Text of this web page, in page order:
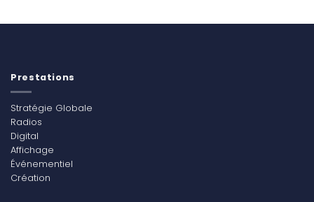
Prestations
Stratégie Globale
Radios
Digital
Affichage
Événementiel
Création